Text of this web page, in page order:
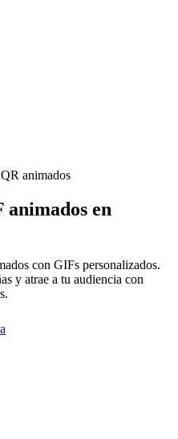
animados
animados en
con GIFs personalizados.
y atrae a tu audiencia con